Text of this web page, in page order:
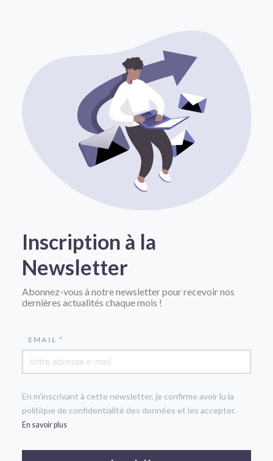
Inscription à la
Newsletter
Abonnez-vous à notre newsletter pour recevoir nos
dernières actualités chaque mois !
EMAIL *
En m'inscrivant à cette newsletter, je confirme avoir lu la
politique de confidentialité des données et les accepter.
En savoir plus